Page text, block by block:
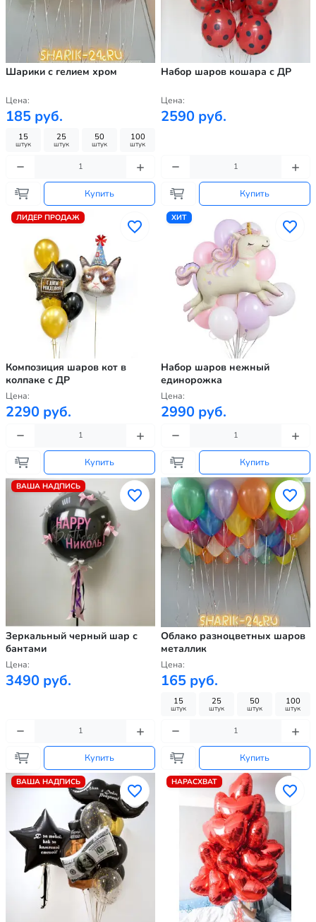
Шарики с гелием хром
Цена:
185 руб.
15
штук
25
штук
50
штук
100
штук
Купить
Набор шаров кошара с ДР
Цена:
2590 руб.
Купить
ЛИДЕР ПРОДАЖ
Композиция шаров кот в
колпаке с ДР
Цена:
2290 руб.
Купить
ХИТ
Набор шаров нежный
единорожка
Цена:
2990 руб.
Купить
ВАША НАДПИСЬ
Зеркальный черный шар с
бантами
Цена:
3490 руб.
Купить
Облако разноцветных шаров
металлик
Цена:
165 руб.
15
штук
25
штук
50
штук
100
штук
Купить
ВАША НАДПИСЬ НАРАСХВАТ